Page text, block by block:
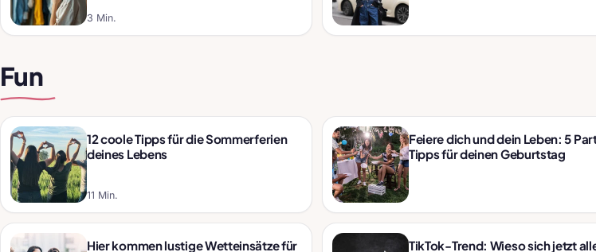
3 Min.
Fun
12 coole Tipps für die Sommerferien
deines Lebens
11 Min.
Feiere dich und dein Leben: 5
Tipps für deinen Geburtstag
Hier kommen lustige Wetteinsätze für TikTok-Trend: Wieso sich jetzt